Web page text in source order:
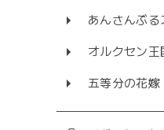
あんさんぶる
オルクセン王
五等分の花嫁